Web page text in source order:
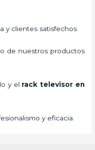
y clientes satisfechos.
de nuestros productos
y el rack televisor en
y eficacia.